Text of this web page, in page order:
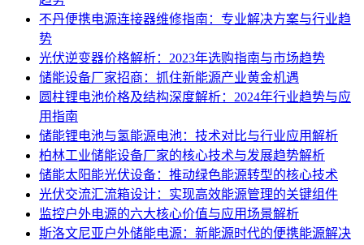
不丹便携电源连接器维修指南：专业解决方案与行业趋
势
光伏逆变器价格解析：2023年选购指南与市场趋势
储能设备厂家招商：抓住新能源产业黄金机遇
圆柱锂电池价格及结构深度解析：2024年行业趋势与应
用指南
储能锂电池与氢能源电池：技术对比与行业应用解析
柏林工业储能设备厂家的核心技术与发展趋势解析
储能太阳能光伏设备：推动绿色能源转型的核心技术
光伏交流汇流箱设计：实现高效能源管理的关键组件
监控户外电源的六大核心价值与应用场景解析
斯洛文尼亚户外储能电源：新能源时代的便携能源解决